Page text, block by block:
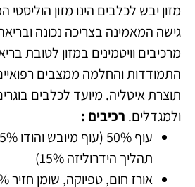
מזון יבש לכלבים הינו מזון
גישה המאמינה בצריכה נכונה
מרכיבים וויטמינים במזון לטובת
התמודדות והחלמה ממצבים
תוצרת איטליה. מיועד לכלבים
ולמגדלים. רכיבים :
תהליך הידרוליזה 15%)